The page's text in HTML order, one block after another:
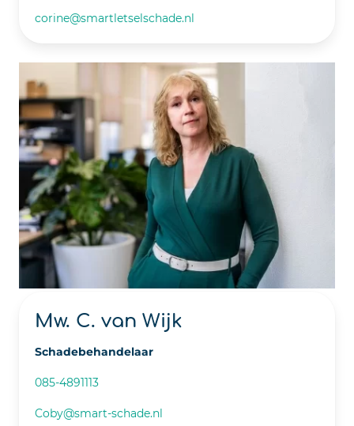
corine@smartletselschade.nl
Mw. C. van Wijk
Schadebehandelaar
085-4891113
Coby@smart-schade.nl